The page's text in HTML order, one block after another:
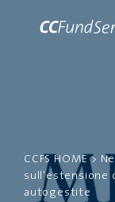
SERVIZI
CCFS HOME >
sull’estensione
autogestite